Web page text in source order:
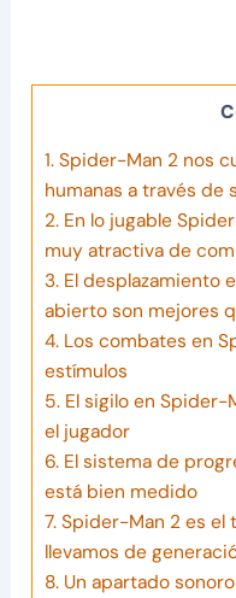
1.Spider-Man 2 nos
humanas a través de
2.En lo jugable
muy atractiva de
3.El desplazamiento
abierto son mejores
4.Los combates en
estímulos
5.El sigilo en Spider-
el jugador
6.El sistema de
está bien medido
7.Spider-Man 2 es el
llevamos de
8.Un apartado